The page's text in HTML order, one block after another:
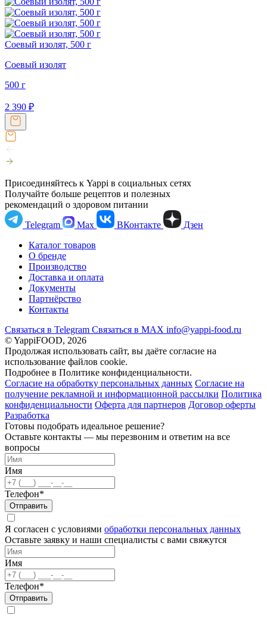
Соевый изолят, 500 г
Соевый изолят
500 г
2 390 ₽
Присоединяйтесь к Yappi в социальных сетях
Получайте больше рецептов и полезных
рекомендаций о здоровом питании
Telegram
Max ВКонтакте
Дзен
Каталог товаров
О бренде
Производство
Доставка и оплата
Документы
Партнёрство
Контакты
Связаться в Telegram Связаться в МАХ info@yappi-food.ru
© YappiFOOD, 2026
Продолжая использовать сайт, вы даёте согласие на
использование файлов cookie.
Подробнее в Политике конфиденциальности.
Согласие на обработку персональных данных Согласие на
получение рекламной и информационной рассылки Политика
конфиденциальности Оферта для партнеров Договор оферты
Разработка
Готовы подобрать идеальное решение?
Оставьте контакты — мы перезвоним и ответим на все
вопросы
Имя
Телефон*
Отправить
Я согласен с условиями обработки персональных данных
Оставьте заявку и наши специалисты с вами свяжутся
Имя
Телефон*
Отправить